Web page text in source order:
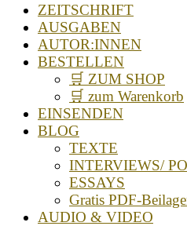
ZEITSCHRIFT
AUSGABEN
AUTOR:INNEN
BESTELLEN
🛒 ZUM SHOP
🛒 zum Warenkorb
EINSENDEN
BLOG
TEXTE
INTERVIEWS/
ESSAYS
Gratis PDF-
AUDIO & VIDEO